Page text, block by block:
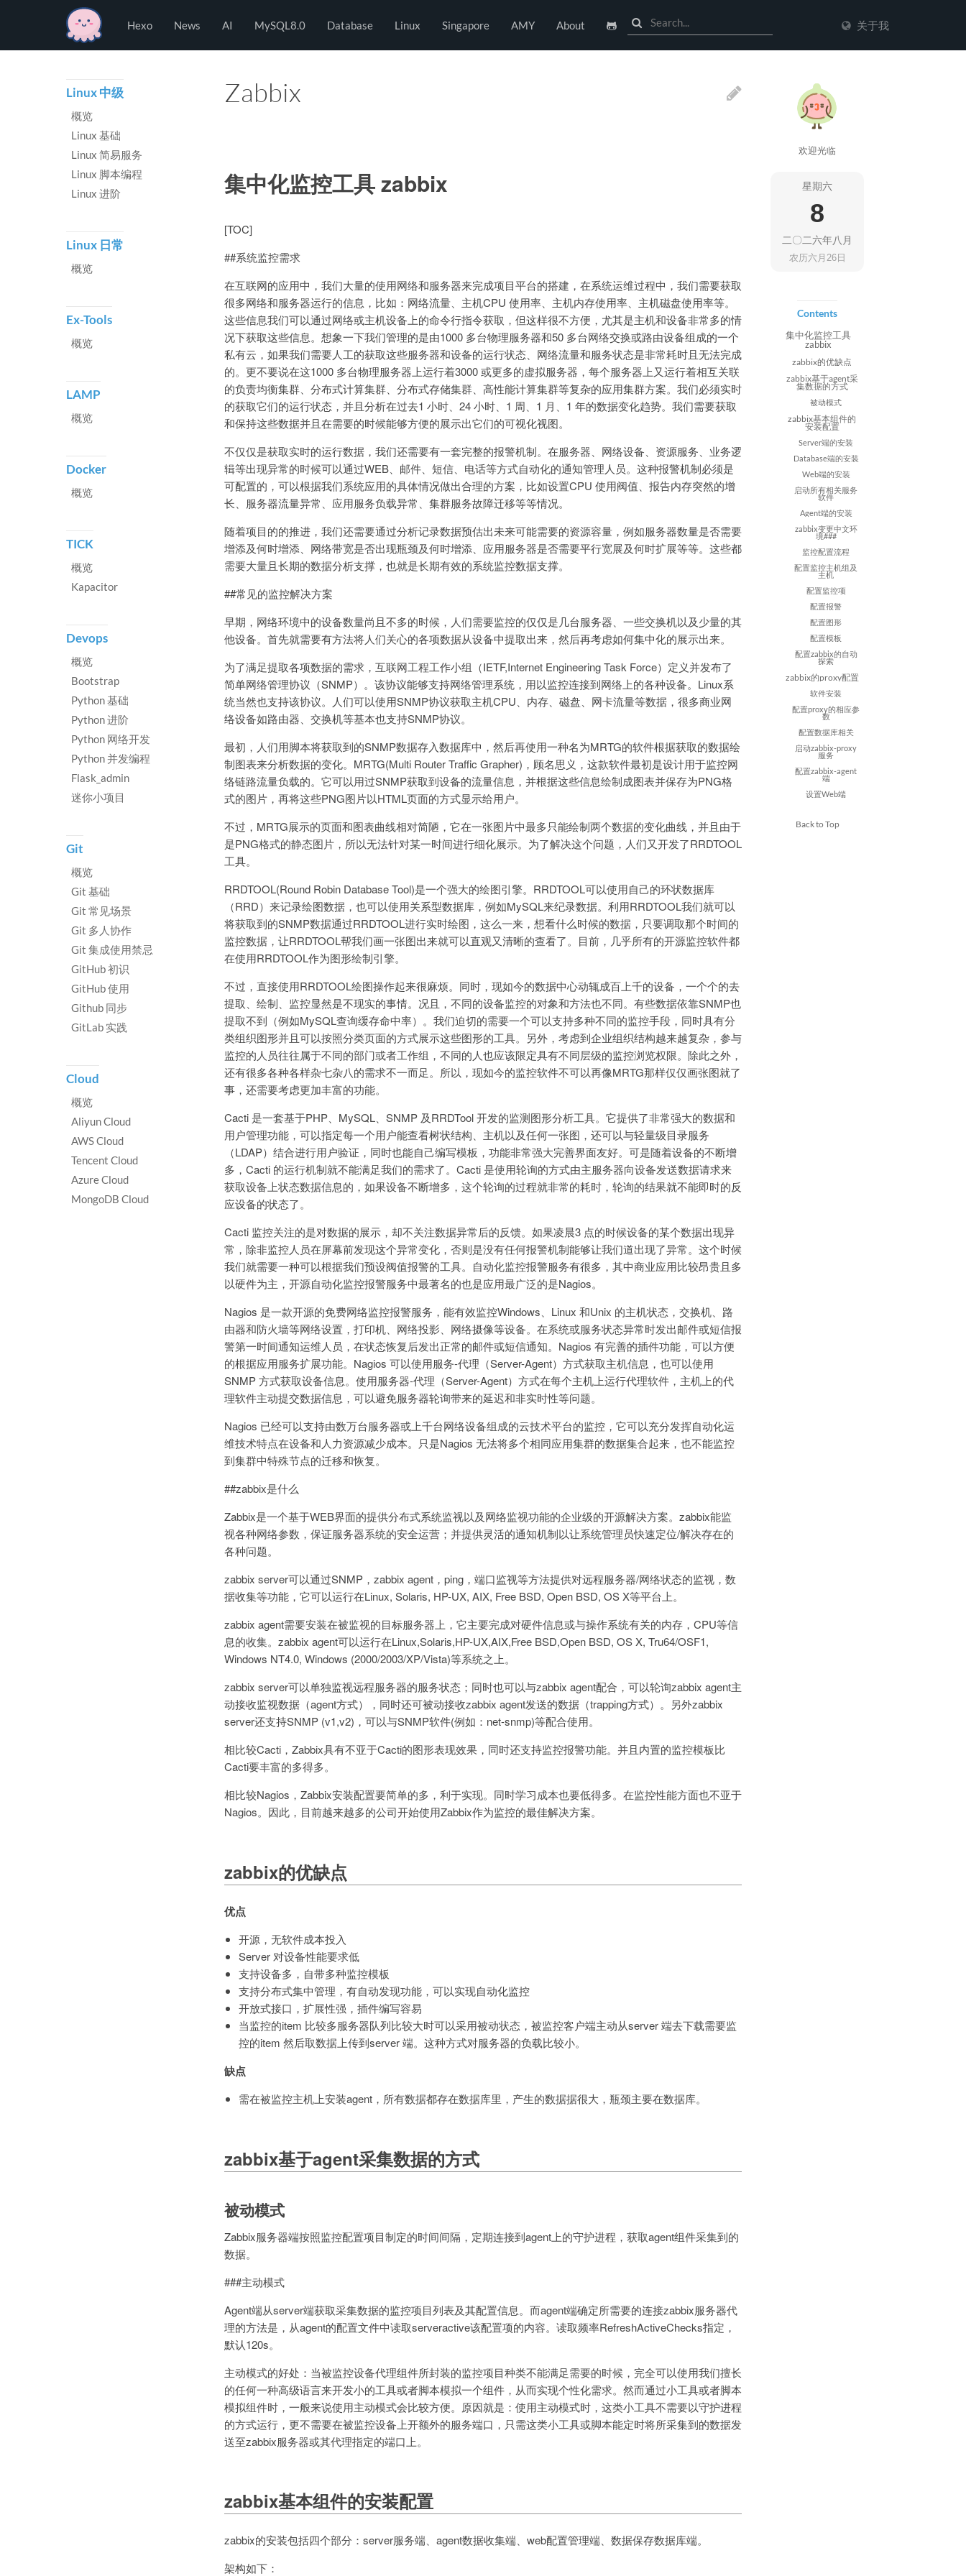
Hexo News AI MySQL8.0 Database Linux Singapore AMY About 关于我
Zabbix
集中化监控工具 zabbix
[TOC]
##系统监控需求
在互联网的应用中，我们大量的使用网络和服务器来完成项目平台的搭建，在系统运维过程中，我们需要获取
很多网络和服务器运行的信息，比如：网络流量、主机CPU 使用率、主机内存使用率、主机磁盘使用率等。
这些信息我们可以通过网络或主机设备上的命令行指令获取，但这样很不方便，尤其是主机和设备非常多的情
况下获取这些信息。想象一下我们管理的是由1000 多台物理服务器和50 多台网络交换或路由设备组成的一个
私有云，如果我们需要人工的获取这些服务器和设备的运行状态、网络流量和服务状态是非常耗时且无法完成
的。更不要说在这1000 多台物理服务器上运行着3000 或更多的虚拟服务器，每个服务器上又运行着相互关联
的负责均衡集群、分布式计算集群、分布式存储集群、高性能计算集群等复杂的应用集群方案。我们必须实时
的获取它们的运行状态，并且分析在过去1 小时、24 小时、1 周、1 月、1 年的数据变化趋势。我们需要获取
和保持这些数据并且在需要的时候能够方便的展示出它们的可视化视图。
不仅仅是获取实时的运行数据，我们还需要有一套完整的报警机制。在服务器、网络设备、资源服务、业务逻
辑等出现异常的时候可以通过WEB、邮件、短信、电话等方式自动化的通知管理人员。这种报警机制必须是
可配置的，可以根据我们系统应用的具体情况做出合理的方案，比如设置CPU 使用阀值、报告内存突然的增
长、服务器流量异常、应用服务负载异常、集群服务故障迁移等等情况。
随着项目的的推进，我们还需要通过分析记录数据预估出未来可能需要的资源容量，例如服务器数量是否需要
增添及何时增添、网络带宽是否出现瓶颈及何时增添、应用服务器是否需要平行宽展及何时扩展等等。这些都
需要大量且长期的数据分析支撑，也就是长期有效的系统监控数据支撑。
##常见的监控解决方案
早期，网络环境中的设备数量尚且不多的时候，人们需要监控的仅仅是几台服务器、一些交换机以及少量的其
他设备。首先就需要有方法将人们关心的各项数据从设备中提取出来，然后再考虑如何集中化的展示出来。
为了满足提取各项数据的需求，互联网工程工作小组（IETF,Internet Engineering Task Force）定义并发布了
简单网络管理协议（SNMP）。该协议能够支持网络管理系统，用以监控连接到网络上的各种设备。Linux系
统当然也支持该协议。人们可以使用SNMP协议获取主机CPU、内存、磁盘、网卡流量等数据，很多商业网
络设备如路由器、交换机等基本也支持SNMP协议。
最初，人们用脚本将获取到的SNMP数据存入数据库中，然后再使用一种名为MRTG的软件根据获取的数据绘
制图表来分析数据的变化。MRTG(Multi Router Traffic Grapher)，顾名思义，这款软件最初是设计用于监控网
络链路流量负载的。它可以用过SNMP获取到设备的流量信息，并根据这些信息绘制成图表并保存为PNG格
式的图片，再将这些PNG图片以HTML页面的方式显示给用户。
不过，MRTG展示的页面和图表曲线相对简陋，它在一张图片中最多只能绘制两个数据的变化曲线，并且由于
是PNG格式的静态图片，所以无法针对某一时间进行细化展示。为了解决这个问题，人们又开发了RRDTOOL
工具。
RRDTOOL(Round Robin Database Tool)是一个强大的绘图引擎。RRDTOOL可以使用自己的环状数据库
（RRD）来记录绘图数据，也可以使用关系型数据库，例如MySQL来纪录数据。利用RRDTOOL我们就可以
将获取到的SNMP数据通过RRDTOOL进行实时绘图，这么一来，想看什么时候的数据，只要调取那个时间的
监控数据，让RRDTOOL帮我们画一张图出来就可以直观又清晰的查看了。目前，几乎所有的开源监控软件都
在使用RRDTOOL作为图形绘制引擎。
不过，直接使用RRDTOOL绘图操作起来很麻烦。同时，现如今的数据中心动辄成百上千的设备，一个个的去
提取、绘制、监控显然是不现实的事情。况且，不同的设备监控的对象和方法也不同。有些数据依靠SNMP也
提取不到（例如MySQL查询缓存命中率）。我们迫切的需要一个可以支持多种不同的监控手段，同时具有分
类组织图形并且可以按照分类页面的方式展示这些图形的工具。另外，考虑到企业组织结构越来越复杂，参与
监控的人员往往属于不同的部门或者工作组，不同的人也应该限定具有不同层级的监控浏览权限。除此之外，
还有很多各种各样杂七杂八的需求不一而足。所以，现如今的监控软件不可以再像MRTG那样仅仅画张图就了
事，还需要考虑更加丰富的功能。
Cacti 是一套基于PHP、MySQL、SNMP 及RRDTool 开发的监测图形分析工具。它提供了非常强大的数据和
用户管理功能，可以指定每一个用户能查看树状结构、主机以及任何一张图，还可以与轻量级目录服务
（LDAP）结合进行用户验证，同时也能自己编写模板，功能非常强大完善界面友好。可是随着设备的不断增
多，Cacti 的运行机制就不能满足我们的需求了。Cacti 是使用轮询的方式由主服务器向设备发送数据请求来
获取设备上状态数据信息的，如果设备不断增多，这个轮询的过程就非常的耗时，轮询的结果就不能即时的反
应设备的状态了。
Cacti 监控关注的是对数据的展示，却不关注数据异常后的反馈。如果凌晨3 点的时候设备的某个数据出现异
常，除非监控人员在屏幕前发现这个异常变化，否则是没有任何报警机制能够让我们道出现了异常。这个时候
我们就需要一种可以根据我们预设阀值报警的工具。自动化监控报警服务有很多，其中商业应用比较昂贵且多
以硬件为主，开源自动化监控报警服务中最著名的也是应用最广泛的是Nagios。
Nagios 是一款开源的免费网络监控报警服务，能有效监控Windows、Linux 和Unix 的主机状态，交换机、路
由器和防火墙等网络设置，打印机、网络投影、网络摄像等设备。在系统或服务状态异常时发出邮件或短信报
警第一时间通知运维人员，在状态恢复后发出正常的邮件或短信通知。Nagios 有完善的插件功能，可以方便
的根据应用服务扩展功能。Nagios 可以使用服务-代理（Server-Agent）方式获取主机信息，也可以使用
SNMP 方式获取设备信息。使用服务器-代理（Server-Agent）方式在每个主机上运行代理软件，主机上的代
理软件主动提交数据信息，可以避免服务器轮询带来的延迟和非实时性等问题。
Nagios 已经可以支持由数万台服务器或上千台网络设备组成的云技术平台的监控，它可以充分发挥自动化运
维技术特点在设备和人力资源减少成本。只是Nagios 无法将多个相同应用集群的数据集合起来，也不能监控
到集群中特殊节点的迁移和恢复。
##zabbix是什么
Zabbix是一个基于WEB界面的提供分布式系统监视以及网络监视功能的企业级的开源解决方案。zabbix能监
视各种网络参数，保证服务器系统的安全运营；并提供灵活的通知机制以让系统管理员快速定位/解决存在的
各种问题。
zabbix server可以通过SNMP，zabbix agent，ping，端口监视等方法提供对远程服务器/网络状态的监视，数
据收集等功能，它可以运行在Linux, Solaris, HP-UX, AIX, Free BSD, Open BSD, OS X等平台上。
zabbix agent需要安装在被监视的目标服务器上，它主要完成对硬件信息或与操作系统有关的内存，CPU等信
息的收集。zabbix agent可以运行在Linux,Solaris,HP-UX,AIX,Free BSD,Open BSD, OS X, Tru64/OSF1,
Windows NT4.0, Windows (2000/2003/XP/Vista)等系统之上。
zabbix server可以单独监视远程服务器的服务状态；同时也可以与zabbix agent配合，可以轮询zabbix agent主
动接收监视数据（agent方式），同时还可被动接收zabbix agent发送的数据（trapping方式）。另外zabbix
server还支持SNMP (v1,v2)，可以与SNMP软件(例如：net-snmp)等配合使用。
相比较Cacti，Zabbix具有不亚于Cacti的图形表现效果，同时还支持监控报警功能。并且内置的监控模板比
Cacti要丰富的多得多。
相比较Nagios，Zabbix安装配置要简单的多，利于实现。同时学习成本也要低得多。在监控性能方面也不亚于
Nagios。因此，目前越来越多的公司开始使用Zabbix作为监控的最佳解决方案。
zabbix的优缺点
优点
开源，无软件成本投入
Server 对设备性能要求低
支持设备多，自带多种监控模板
支持分布式集中管理，有自动发现功能，可以实现自动化监控
开放式接口，扩展性强，插件编写容易
当监控的item 比较多服务器队列比较大时可以采用被动状态，被监控客户端主动从server 端去下载需要监
控的item 然后取数据上传到server 端。这种方式对服务器的负载比较小。
缺点
需在被监控主机上安装agent，所有数据都存在数据库里，产生的数据据很大，瓶颈主要在数据库。
zabbix基于agent采集数据的方式
被动模式
Zabbix服务器端按照监控配置项目制定的时间间隔，定期连接到agent上的守护进程，获取agent组件采集到的
数据。
###主动模式
Agent端从server端获取采集数据的监控项目列表及其配置信息。而agent端确定所需要的连接zabbix服务器代
理的方法是，从agent的配置文件中读取serveractive该配置项的内容。读取频率RefreshActiveChecks指定，
默认120s。
主动模式的好处：当被监控设备代理组件所封装的监控项目种类不能满足需要的时候，完全可以使用我们擅长
的任何一种高级语言来开发小的工具或者脚本模拟一个组件，从而实现个性化需求。然而通过小工具或者脚本
模拟组件时，一般来说使用主动模式会比较方便。原因就是：使用主动模式时，这类小工具不需要以守护进程
的方式运行，更不需要在被监控设备上开额外的服务端口，只需这类小工具或脚本能定时将所采集到的数据发
送至zabbix服务器或其代理指定的端口上。
zabbix基本组件的安装配置
zabbix的安装包括四个部分：server服务端、agent数据收集端、web配置管理端、数据保存数据库端。
架构如下：
欢迎光临
星期六
8
二〇二六年八月
农历六月26日
Contents
集中化监控工具
zabbix
zabbix的优缺点
zabbix基于agent采
集数据的方式
被动模式
zabbix基本组件的
安装配置
Server端的安装
Database端的安装
Web端的安装
启动所有相关服务
软件
Agent端的安装
zabbix变更中文环
境###
监控配置流程
配置监控主机组及
主机
配置监控项
配置报警
配置图形
配置模板
配置zabbix的自动
探索
zabbix的proxy配置
软件安装
配置proxy的相应参
数
配置数据库相关
启动zabbix-proxy
服务
配置zabbix-agent
端
设置Web端
Back to Top
Linux 中级
概览
Linux 基础
Linux 简易服务
Linux 脚本编程
Linux 进阶
Linux 日常
概览
Ex-Tools
概览
LAMP
概览
Docker
概览
TICK
概览
Kapacitor
Devops
概览
Bootstrap
Python 基础
Python 进阶
Python 网络开发
Python 并发编程
Flask_admin
迷你小项目
Git
概览
Git 基础
Git 常见场景
Git 多人协作
Git 集成使用禁忌
GitHub 初识
GitHub 使用
Github 同步
GitLab 实践
Cloud
概览
Aliyun Cloud
AWS Cloud
Tencent Cloud
Azure Cloud
MongoDB Cloud